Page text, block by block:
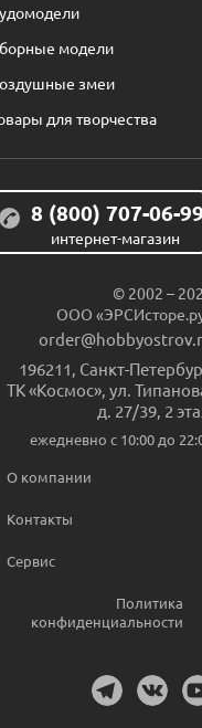
модели
змеи
для творчества
8 (800) 707-06-
интернет-магазин
© 2002 –
ООО
196211 Санкт-
ТК «Космос», ул.
д. 27/39, 2
ежедневно c 10:00 до
О компании
Контакты
Сервис
Политика
конфиденциальности